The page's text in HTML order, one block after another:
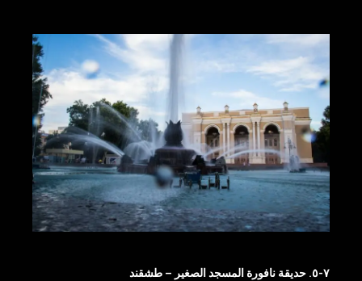
٧-٥. حديقة نافورة المسجد الصغير – طشقند